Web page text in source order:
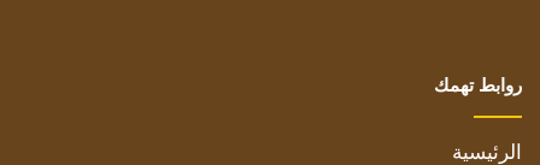
روابط تهمك
الرئيسية